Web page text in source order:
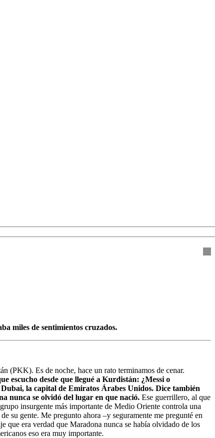
miles de sentimientos cruzados.
(PKK). Es de noche, hace un rato terminamos de cenar.
escucho desde que llegué a Kurdistán: ¿Messi o
la capital de Emiratos Árabes Unidos. Dice también
nunca se olvidó del lugar en que nació. Ese guerrillero, al que
insurgente más importante de Medio Oriente controla una
su gente. Me pregunto ahora –y seguramente me pregunté en
que era verdad que Maradona nunca se había olvidado de los
eso era muy importante.